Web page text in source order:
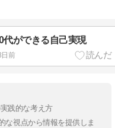
代ができる自己実現
日前
践的な考え方
な視点から情報を提供しま